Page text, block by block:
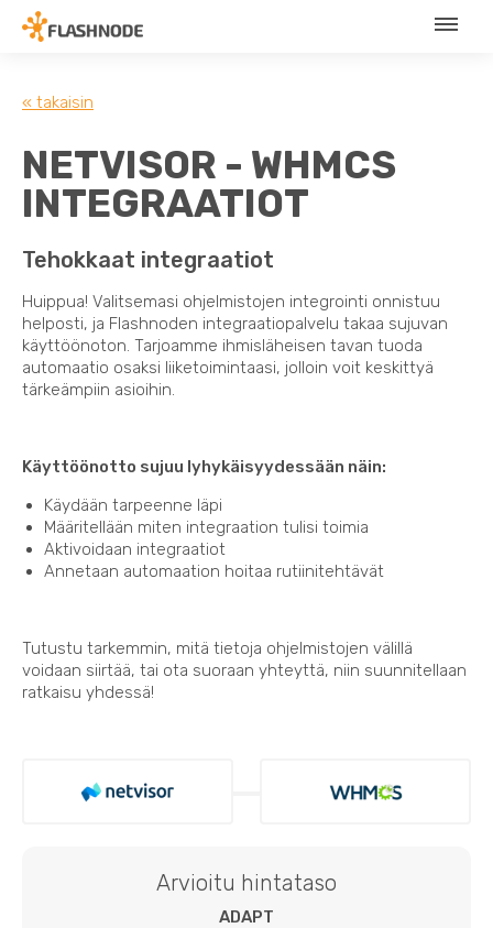
« takaisin
NETVISOR - WHMCS
INTEGRAATIOT
Tehokkaat integraatiot
Huippua! Valitsemasi ohjelmistojen integrointi onnistuu
helposti, ja Flashnoden integraatiopalvelu takaa sujuvan
käyttöönoton. Tarjoamme ihmisläheisen tavan tuoda
automaatio osaksi liiketoimintaasi, jolloin voit keskittyä
tärkeämpiin asioihin.
Käyttöönotto sujuu lyhykäisyydessään näin:
Käydään tarpeenne läpi
Määritellään miten integraation tulisi toimia
Aktivoidaan integraatiot
Annetaan automaation hoitaa rutiinitehtävät
Tutustu tarkemmin, mitä tietoja ohjelmistojen välillä
voidaan siirtää, tai ota suoraan yhteyttä, niin suunnitellaan
ratkaisu yhdessä!
Arvioitu hintataso
ADAPT